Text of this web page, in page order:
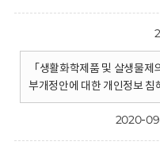
「생활화학제품 및 살생물
부개정안에 대한 개인정보 침
2020-